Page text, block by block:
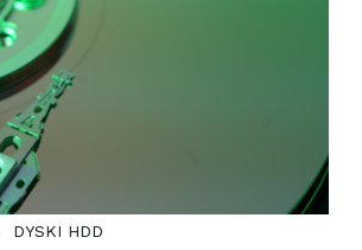
DYSKI HDD